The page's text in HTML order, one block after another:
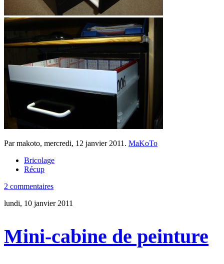
Par makoto, mercredi, 12 janvier 2011 . MaKoTo
Bricolage
Récup
2 commentaires
lundi, 10 janvier 2011
Mini-cabine de peinture